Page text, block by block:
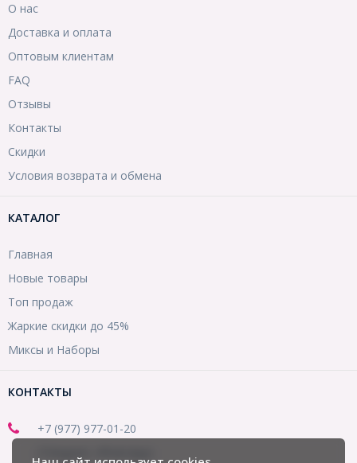
О нас
Доставка и оплата
Оптовым клиентам
FAQ
Отзывы
Контакты
Скидки
Условия возврата и обмена
КАТАЛОГ
Главная
Новые товары
Топ продаж
Жаркие скидки до 45%
Миксы и Наборы
КОНТАКТЫ
+7 (977) 977-01-20